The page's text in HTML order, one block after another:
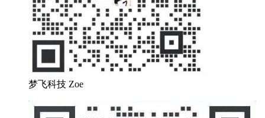
梦飞科技 Zoe